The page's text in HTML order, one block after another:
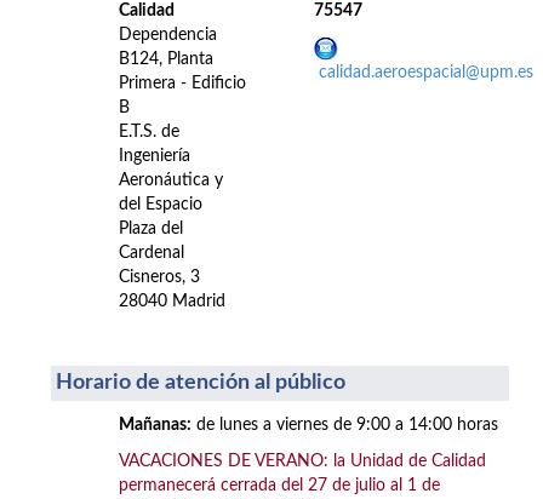
Calidad
Dependencia
B124, Planta
Primera - Edificio
B
E.T.S. de
Ingeniería
Aeronáutica y
del Espacio
Plaza del
Cardenal
Cisneros, 3
28040 Madrid
75547
calidad.aeroespacial@upm.es
Horario de atención al público
Mañanas: de lunes a viernes de 9:00 a 14:00 horas
VACACIONES DE VERANO: la Unidad de Calidad
permanecerá cerrada del 27 de julio al 1 de